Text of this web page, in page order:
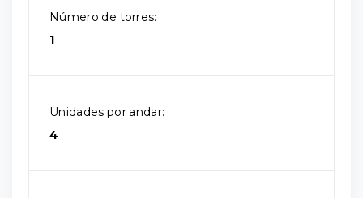
Número de torres:
1
Unidades por andar:
4